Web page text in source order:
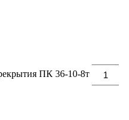
ПК 36-10-8т